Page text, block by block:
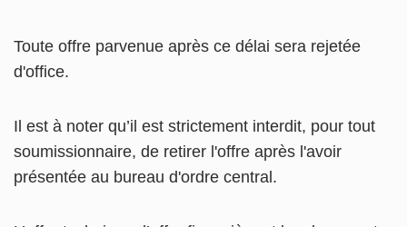
Toute offre parvenue après ce délai sera rejetée
d'office.
Il est à noter qu’il est strictement interdit, pour tout
soumissionnaire, de retirer l'offre après l'avoir
présentée au bureau d'ordre central.